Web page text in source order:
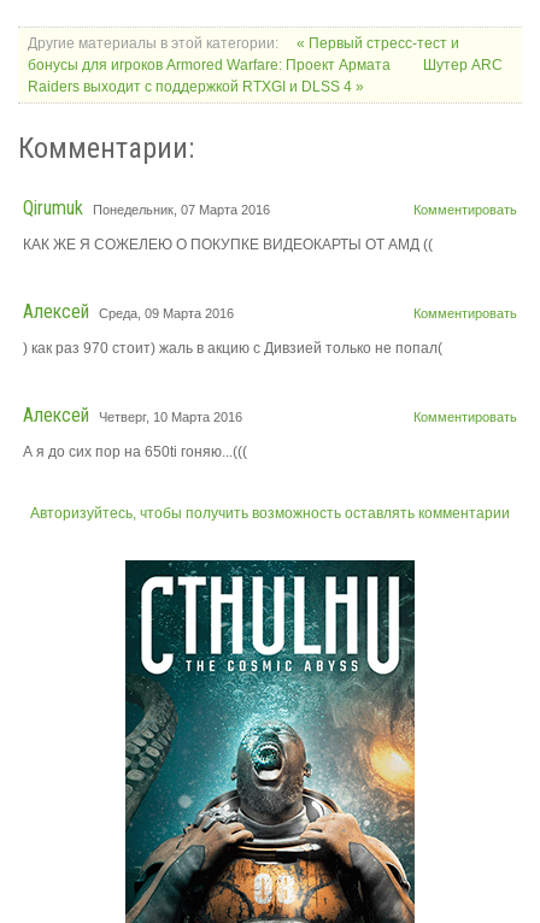
Другие материалы в этой категории:
« Первый стресс-тест и
бонусы для игроков Armored Warfare: Проект Армата
Шутер ARC
Raiders выходит с поддержкой RTXGI и DLSS 4 »
Комментарии:
Комментировать
Qirumuk Понедельник, 07 Марта 2016
КАК ЖЕ Я СОЖЕЛЕЮ О ПОКУПКЕ ВИДЕОКАРТЫ ОТ АМД ((
Комментировать
Алексей Среда, 09 Марта 2016
) как раз 970 стоит) жаль в акцию с Дивзией только не попал(
Комментировать
Алексей Четверг, 10 Марта 2016
А я до сих пор на 650ti гоняю...(((
Авторизуйтесь, чтобы получить возможность оставлять комментарии